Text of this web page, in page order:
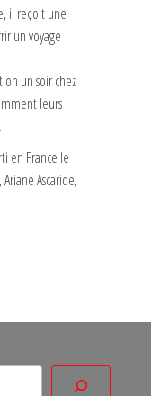
il reçoit une
un voyage
un soir chez
leurs
en France le
Ascaride,